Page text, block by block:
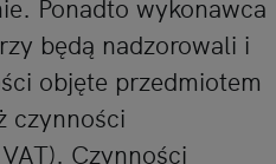
Ponadto wykonawca
będą nadzorowali i
objęte przedmiotem
czynności
Czynności